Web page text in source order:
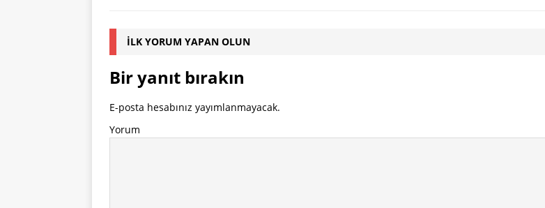
İLK YORUM YAPAN OLUN
Bir yanıt bırakın
E-posta hesabınız yayımlanmayacak.
Yorum